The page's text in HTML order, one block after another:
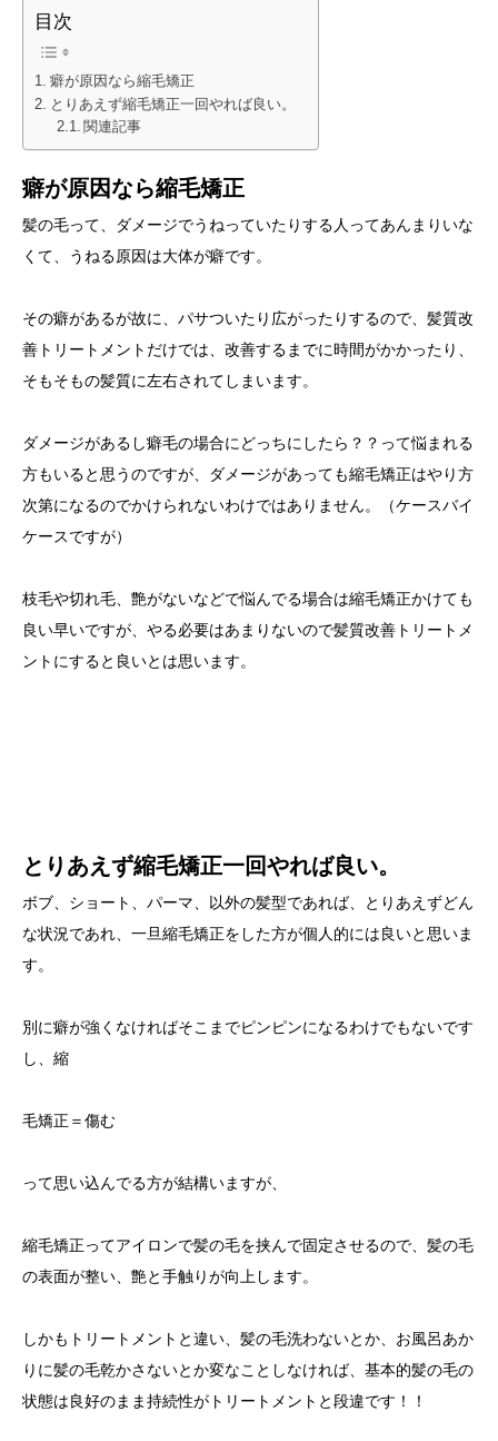
目次
癖が原因なら縮毛矯正
とりあえず縮毛矯正一回やれば良い。
関連記事
癖が原因なら縮毛矯正
髪の毛って、ダメージでうねっていたりする人ってあんまりいな
くて、うねる原因は大体が癖です。
その癖があるが故に、パサついたり広がったりするので、髪質改
善トリートメントだけでは、改善するまでに時間がかかったり、
そもそもの髪質に左右されてしまいます。
ダメージがあるし癖毛の場合にどっちにしたら？？って悩まれる
方もいると思うのですが、ダメージがあっても縮毛矯正はやり方
次第になるのでかけられないわけではありません。（ケースバイ
ケースですが）
枝毛や切れ毛、艶がないなどで悩んでる場合は縮毛矯正かけても
良い早いですが、やる必要はあまりないので髪質改善トリートメ
ントにすると良いとは思います。
とりあえず縮毛矯正一回やれば良い。
ボブ、ショート、パーマ、以外の髪型であれば、とりあえずどん
な状況であれ、一旦縮毛矯正をした方が個人的には良いと思いま
す。
別に癖が強くなければそこまでピンピンになるわけでもないです
し、縮
毛矯正＝傷む
って思い込んでる方が結構いますが、
縮毛矯正ってアイロンで髪の毛を挟んで固定させるので、髪の毛
の表面が整い、艶と手触りが向上します。
しかもトリートメントと違い、髪の毛洗わないとか、お風呂あか
りに髪の毛乾かさないとか変なことしなければ、基本的髪の毛の
状態は良好のまま持続性がトリートメントと段違です！！